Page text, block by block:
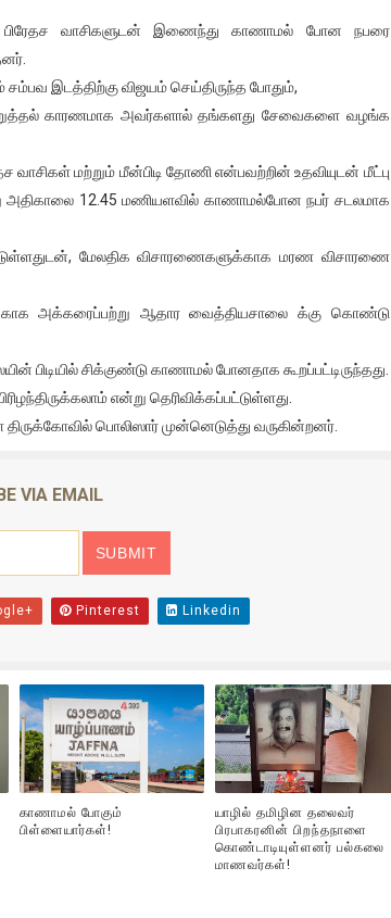
விட்டுவிட்டுனர்!!
புத்தாண்டு நல்வாழ்த்துகள்
வாசிகளுடன் இணைந்து காணாமல் போன நபரை
இடத்திற்கு விஜயம் செய்திருந்த போதும்,
காரணமாக அவர்களால் தங்களது சேவைகளை வழங்க
வாசிகள் மற்றும் மீன்பிடி தோணி என்பவற்றின் உதவியுடன் மீட்பு
12.45 மணியளவில் காணாமல்போன நபர் சடலமாக
மேலதிக விசாரணைகளுக்காக மரண விசாரணை
அக்கரைப்பற்று ஆதார வைத்தியசாலை க்கு கொண்டு
பிடியில் சிக்குண்டு காணாமல் போனதாக கூறப்பட்டிருந்தது.
என்று தெரிவிக்கப்பட்டுள்ளது.
பொலிஸார் முன்னெடுத்து வருகின்றனர்.
VIA EMAIL
Pinterest Linkedin
காணாமல் போகும்
பிள்ளையார்கள்!
யாழில் தமிழின தலைவர்
பிரபாகரனின் பிறந்தநாளை
கொண்டாடியுள்ளனர் பல்கலை
மாணவர்கள்!